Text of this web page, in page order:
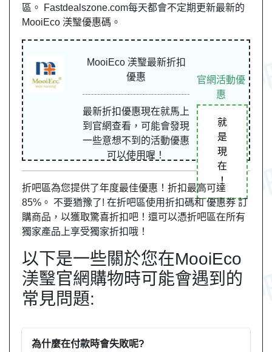
區。 Fastdealszone.com每天都會不定期更新最新的
MooiEco 渼瑿優惠碼。
MooiEco 渼瑿最新折扣
優惠
最新折扣優惠現在就馬上
到官網查看，可能會發現
一些意想不到的活動優惠
可以使用喔！
官網活動優
惠
就
是
現
在
！
折吧區為您提供了年度最佳優惠！折扣最高可達
85%。 不要猶豫了! 在折吧區使用折扣碼和 優惠券 訂
購商品，以獲取驚喜折扣吧！還可以憑折吧區在所有
獨家產品上享受獨家折扣哦！
以下是一些關於您在MooiEco
渼瑿官網購物時可能會遇到的
常見問題:
為什麼在付款時會失敗呢?